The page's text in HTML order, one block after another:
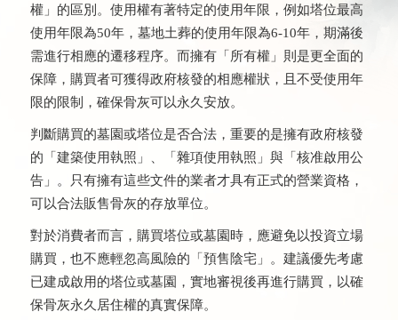
權」的區別。使用權有著特定的使用年限，例如塔位最高
使用年限為50年，墓地土葬的使用年限為6-10年，期滿後
需進行相應的遷移程序。而擁有「所有權」則是更全面的
保障，購買者可獲得政府核發的相應權狀，且不受使用年
限的限制，確保骨灰可以永久安放。
判斷購買的墓園或塔位是否合法，重要的是擁有政府核發
的「建築使用執照」、「雜項使用執照」與「核准啟用公
告」。只有擁有這些文件的業者才具有正式的營業資格，
可以合法販售骨灰的存放單位。
對於消費者而言，購買塔位或墓園時，應避免以投資立場
購買，也不應輕忽高風險的「預售陰宅」。建議優先考慮
已建成啟用的塔位或墓園，實地審視後再進行購買，以確
保骨灰永久居住權的真實保障。